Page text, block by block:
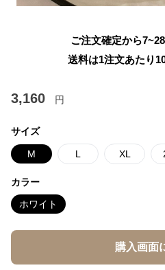
ご注文確定から
送料は1注文あたり
3,160 円
サイズ
M L XL
カラー
ホワイト
購入画面